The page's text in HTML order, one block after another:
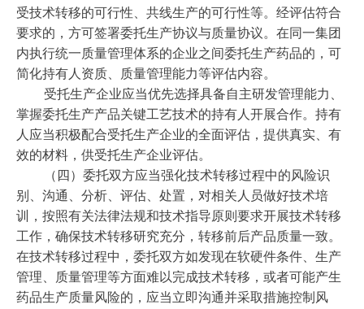
受技术转移的可行性、共线生产的可行性等。经评估符合
要求的，方可签署委托生产协议与质量协议。在同一集团
内执行统一质量管理体系的企业之间委托生产药品的，可
简化持有人资质、质量管理能力等评估内容。
受托生产企业应当优先选择具备自主研发管理能力、
掌握委托生产产品关键工艺技术的持有人开展合作。持有
人应当积极配合受托生产企业的全面评估，提供真实、有
效的材料，供受托生产企业评估。
（四）委托双方应当强化技术转移过程中的风险识
别、沟通、分析、评估、处置，对相关人员做好技术培
训，按照有关法律法规和技术指导原则要求开展技术转移
工作，确保技术转移研究充分，转移前后产品质量一致。
在技术转移过程中，委托双方如发现在软硬件条件、生产
管理、质量管理等方面难以完成技术转移，或者可能产生
药品生产质量风险的，应当立即沟通并采取措施控制风